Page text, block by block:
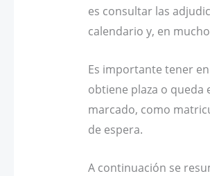
es consultar las
calendario y, en
Es importante tener
obtiene plaza o queda
marcado, como
de espera.
A continuación se